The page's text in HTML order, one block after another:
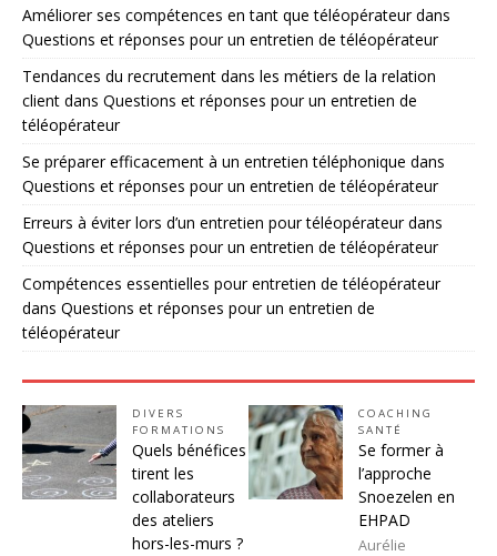
Améliorer ses compétences en tant que téléopérateurdans
Questions et réponses pour un entretien de téléopérateur
Tendances du recrutement dans les métiers de la relation
client dans Questions et réponses pour un entretien de
téléopérateur
Se préparer efficacement à un entretien téléphonique dans
Questions et réponses pour un entretien de téléopérateur
Erreurs à éviter lors d’un entretien pour téléopérateurdans
Questions et réponses pour un entretien de téléopérateur
Compétences essentielles pour entretien de téléopérateur
dans Questions et réponses pour un entretien de
téléopérateur
DIVERS
FORMATIONS
Quels bénéfices
tirent les
collaborateurs
des ateliers
hors-les-murs ?
COACHING
SANTÉ
Se former à
l’approche
Snoezelen en
EHPAD
Aurélie